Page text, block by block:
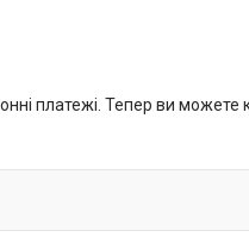
платежі. Тепер ви